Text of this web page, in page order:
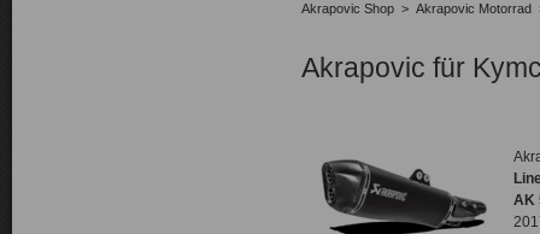
Akrapovic Shop > Akrapovic Motorrad
Akrapovic für
AK